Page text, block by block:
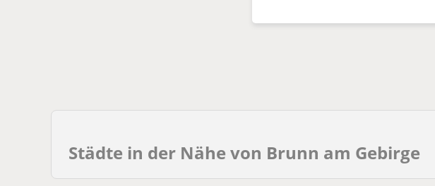
Städte in der Nähe von Brunn am Gebirge